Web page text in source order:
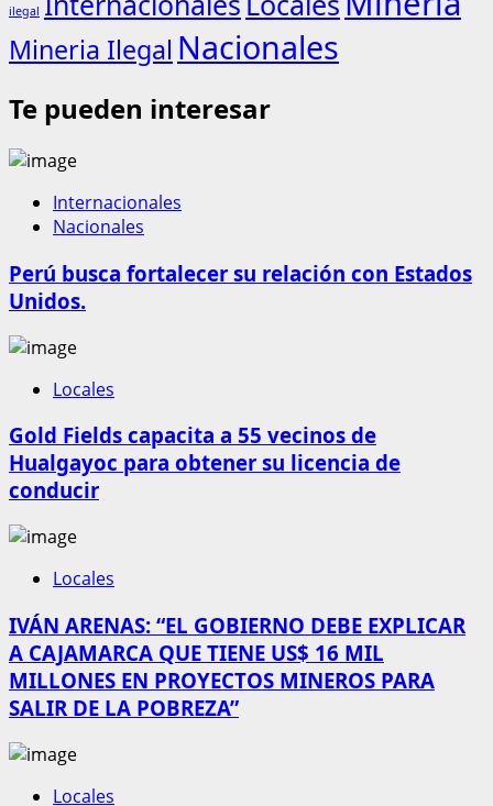
ilegal
Mineria Ilegal Nacionales
Te pueden interesar
Internacionales
Nacionales
Perú busca fortalecer su relación con Estados
Unidos.
Locales
Gold Fields capacita a 55 vecinos de
Hualgayoc para obtener su licencia de
conducir
Locales
IVÁN ARENAS: “EL GOBIERNO DEBE EXPLICAR
A CAJAMARCA QUE TIENE US$ 16 MIL
MILLONES EN PROYECTOS MINEROS PARA
SALIR DE LA POBREZA”
Locales